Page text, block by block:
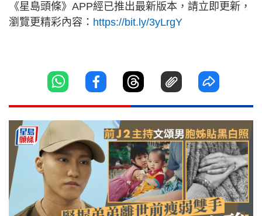
《星島頭條》APP經已推出最新版本，請立即更新，
瀏覽更精彩內容： https://bit.ly/3yLrgY